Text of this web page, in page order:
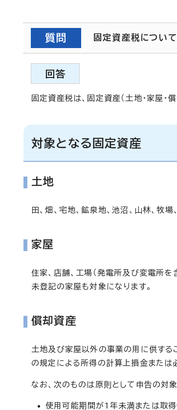
質問 固定資産税につい
回答
固定資産税は、固定資産（土地・家屋・
対象となる固定資産
土地
田、畑、宅地、鉱泉地、池沼、山林、牧
家屋
住家、店舗、工場（発電所及び変電所を
未登記の家屋も対象になります。
償却資産
土地及び家屋以外の事業の用に供する
の規定による所得の計算上損金または
なお、次のものは原則として申告の対象
使用可能期間が1年未満または取